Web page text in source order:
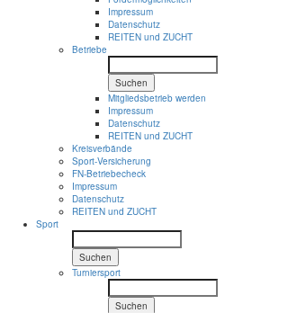
Impressum
Datenschutz
REITEN und ZUCHT
Betriebe
Suchen
Mitgliedsbetrieb werden
Impressum
Datenschutz
REITEN und ZUCHT
Kreisverbände
Sport-Versicherung
FN-Betriebecheck
Impressum
Datenschutz
REITEN und ZUCHT
Sport
Suchen
Turniersport
Suchen